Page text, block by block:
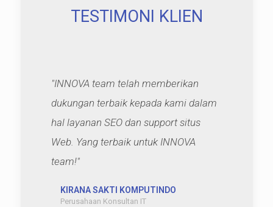
TESTIMONI KLIEN
"INNOVA team telah memberikan
dukungan terbaik kepada kami dalam
hal layanan SEO dan support situs
Web. Yang terbaik untuk INNOVA
team!"
KIRANA SAKTI KOMPUTINDO
Perusahaan Konsultan IT